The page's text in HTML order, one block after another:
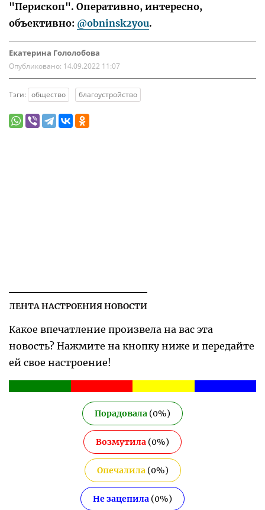
"Перископ". Оперативно, интересно,
объективно: @obninsk2you.
Екатерина Гололобова
Опубликовано: 14.09.2022 11:07
Тэги: общество благоустройство
ЛЕНТА НАСТРОЕНИЯ НОВОСТИ
Какое впечатление произвела на вас эта
новость? Нажмите на кнопку ниже и передайте
ей свое настроение!
Порадовала (0%)
Возмутила (0%)
Опечалила(0%)
Не зацепила (0%)